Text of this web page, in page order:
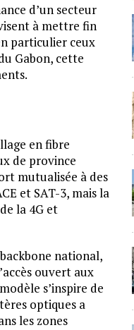
d’un secteur
à mettre fin
particulier ceux
Gabon, cette
en fibre
de province
mutualisée à des
et SAT-3, mais la
la 4G et
national,
ouvert aux
s’inspire de
optiques a
les zones